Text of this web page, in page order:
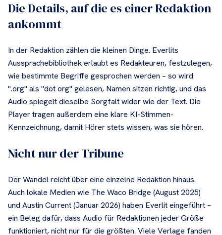
Die Details, auf die es einer Redaktion
ankommt
In der Redaktion zählen die kleinen Dinge. Everlits
Aussprachebibliothek erlaubt es Redakteuren, festzulegen,
wie bestimmte Begriffe gesprochen werden – so wird
".org" als "dot org" gelesen, Namen sitzen richtig, und das
Audio spiegelt dieselbe Sorgfalt wider wie der Text. Die
Player tragen außerdem eine klare KI-Stimmen-
Kennzeichnung, damit Hörer stets wissen, was sie hören.
Nicht nur der Tribune
Der Wandel reicht über eine einzelne Redaktion hinaus.
Auch lokale Medien wie The Waco Bridge (August 2025)
und Austin Current (Januar 2026) haben Everlit eingeführt –
ein Beleg dafür, dass Audio für Redaktionen jeder Größe
funktioniert, nicht nur für die größten. Viele Verlage fanden